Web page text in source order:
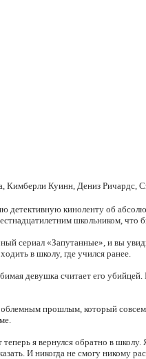
Кимберли Куинн, Дениз
детективную киноленту об
школьником, что
сериал «Запутанные», и вы
в школу, где учился ранее.
девушка считает его
прошлым, который совсем
я вернулся обратно в
И никогда не смогу никому